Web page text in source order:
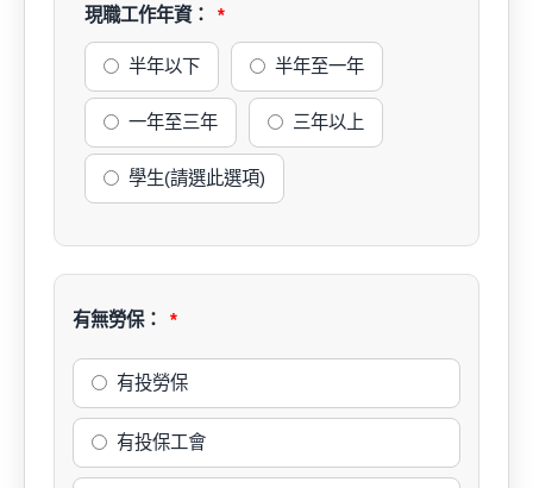
現職工作年資：
半年以下 半年至一年
一年至三年 三年以上
學生(請選此選項)
有無勞保：
有投勞保
有投保工會